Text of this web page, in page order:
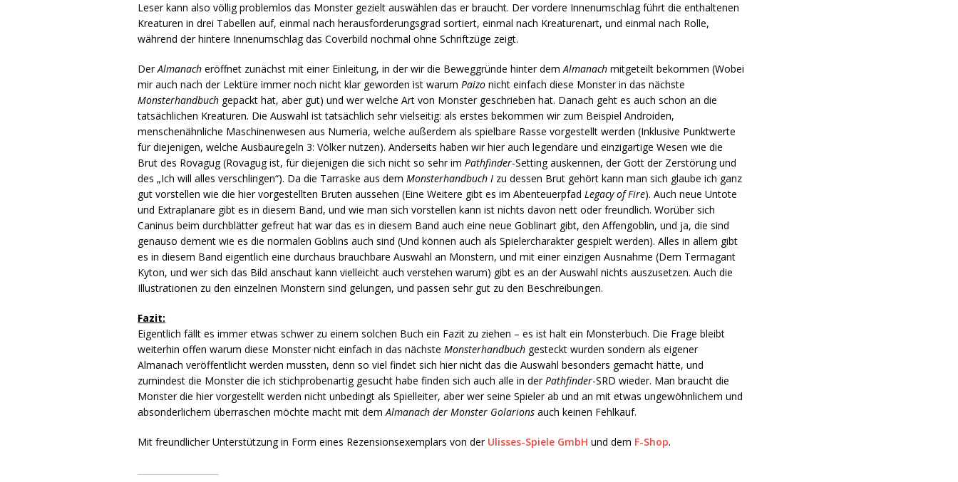
Leser kann also völlig problemlos das Monster gezielt auswählen das er braucht. Der vordere Innenumschlag führt die enthaltenen
Kreaturen in drei Tabellen auf, einmal nach herausforderungsgrad sortiert, einmal nach Kreaturenart, und einmal nach Rolle,
während der hintere Innenumschlag das Coverbild nochmal ohne Schriftzüge zeigt.
DerAlmanach eröffnet zunächst mit einer Einleitung, in der wir die Beweggründe hinter demAlmanach mitgeteilt bekommen (Wobei
mir auch nach der Lektüre immer noch nicht klar geworden ist warumPaizo nicht einfach diese Monster in das nächste
Monsterhandbuch gepackt hat, aber gut) und wer welche Art von Monster geschrieben hat. Danach geht es auch schon an die
tatsächlichen Kreaturen. Die Auswahl ist tatsächlich sehr vielseitig: als erstes bekommen wir zum Beispiel Androiden,
menschenähnliche Maschinenwesen aus Numeria, welche außerdem als spielbare Rasse vorgestellt werden (Inklusive Punktwerte
für diejenigen, welche Ausbauregeln 3: Völker nutzen). Anderseits haben wir hier auch legendäre und einzigartige Wesen wie die
Brut des Rovagug (Rovagug ist, für diejenigen die sich nicht so sehr imPathfinder-Setting auskennen, der Gott der Zerstörung und
des „Ich will alles verschlingen“). Da die Tarraske aus demMonsterhandbuch I zu dessen Brut gehört kann man sich glaube ich ganz
gut vorstellen wie die hier vorgestellten Bruten aussehen (Eine Weitere gibt es im AbenteuerpfadLegacy of Fire). Auch neue Untote
und Extraplanare gibt es in diesem Band, und wie man sich vorstellen kann ist nichts davon nett oder freundlich. Worüber sich
Caninus beim durchblätter gefreut hat war das es in diesem Band auch eine neue Goblinart gibt, den Affengoblin, und ja, die sind
genauso dement wie es die normalen Goblins auch sind (Und können auch als Spielercharakter gespielt werden). Alles in allem gibt
es in diesem Band eigentlich eine durchaus brauchbare Auswahl an Monstern, und mit einer einzigen Ausnahme (Dem Termagant
Kyton, und wer sich das Bild anschaut kann vielleicht auch verstehen warum) gibt es an der Auswahl nichts auszusetzen. Auch die
Illustrationen zu den einzelnen Monstern sind gelungen, und passen sehr gut zu den Beschreibungen.
Fazit:
Eigentlich fällt es immer etwas schwer zu einem solchen Buch ein Fazit zu ziehen – es ist halt ein Monsterbuch. Die Frage bleibt
weiterhin offen warum diese Monster nicht einfach in das nächsteMonsterhandbuch gesteckt wurden sondern als eigener
Almanach veröffentlicht werden mussten, denn so viel findet sich hier nicht das die Auswahl besonders gemacht hätte, und
zumindest die Monster die ich stichprobenartig gesucht habe finden sich auch alle in derPathfinder-SRD wieder. Man braucht die
Monster die hier vorgestellt werden nicht unbedingt als Spielleiter, aber wer seine Spieler ab und an mit etwas ungewöhnlichem und
absonderlichem überraschen möchte macht mit demAlmanach der Monster Golarions auch keinen Fehlkauf.
Mit freundlicher Unterstützung in Form eines Rezensionsexemplars von der Ulisses-Spiele GmbH und dem F-Shop.